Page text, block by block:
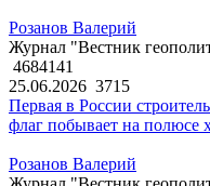
Розанов Валерий
Журнал "Вестник
4684141
25.06.2026 3715
Первая в России
флаг побывает на полюсе
Розанов Валерий